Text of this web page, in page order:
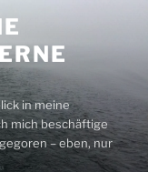
in meine
mich beschäftige
– eben, nur